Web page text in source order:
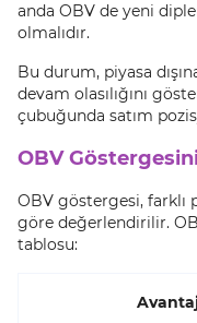
anda OBV de yeni
olmalıdır.
Bu durum, piyasa
devam olasılığını
çubuğunda satım
OBV
OBV göstergesi, farklı
göre değerlendirilir.
tablosu: